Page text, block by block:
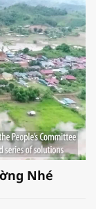
Nhé